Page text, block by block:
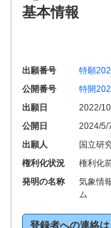
基本情報
出願番号
特願
公開番号
特開
出願日
2022/
公開日
2024/5/
出願人
国立研
権利化状況
権利化
発明の名称
気象情
ム
登録者への連絡